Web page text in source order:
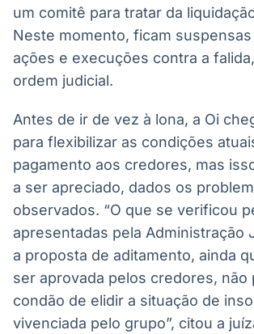
A melhor
plataforma para
analisar fundos
de investimento
no Brasil
BroadFast
Em breve
Gestão de
um comitê para tratar da
Neste momento, ficam
ações e execuções contra a
ordem judicial.
Antes de ir de vez à lona, a Oi
para flexibilizar as condições
pagamento aos credores, mas
a ser apreciado, dados os
observados. “O que se verificou
apresentadas pela Administração
a proposta de aditamento, ainda
ser aprovada pelos credores, não
condão de elidir a situação de
vivenciada pelo grupo”, citou a